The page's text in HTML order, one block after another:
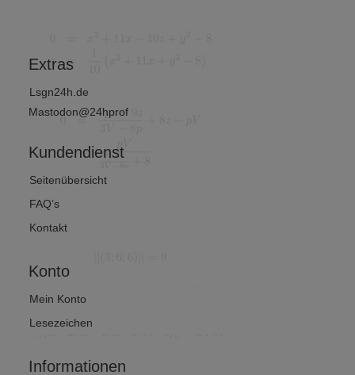
Extras
Lsgn24h.de
Mastodon@24hprof
Kundendienst
Seitenübersicht
FAQ’s
Kontakt
Konto
Mein Konto
Lesezeichen
Informationen